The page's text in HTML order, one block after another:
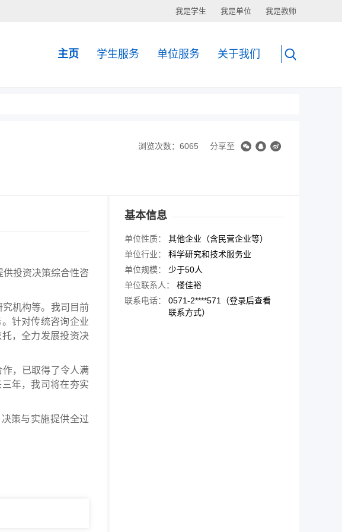
我是学生 我是单位 我是教师
主页 学生服务 单位服务 关于我们
浏览次数：6065 分享至
投资决策综合性咨
机构等。我司目前
针对传统咨询企业
，全力发展投资决
，已取得了令人满
年，我司将在夯实
策与实施提供全过
基本信息
单位性质：
其他企业（含民营企业等）
单位行业：
科学研究和技术服务业
单位规模：
少于50人
单位联系人：
楼佳裕
联系电话：
0571-2****571（登录后查看
联系方式）